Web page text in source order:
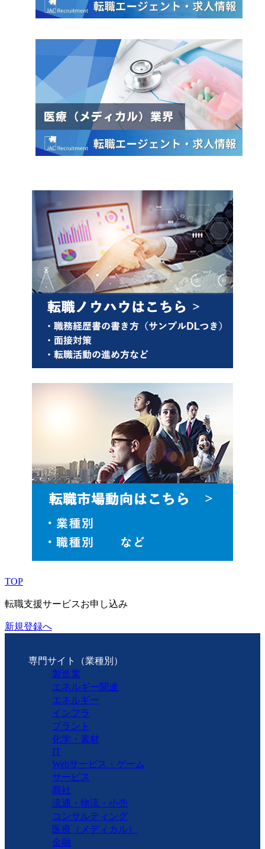
TOP
転職支援サービスお申し込み
新規登録へ
専門サイト（業種別）
製造業
エネルギー関連
エネルギー
インフラ
プラント
化学・素材
IT
Webサービス・ゲーム
サービス
商社
流通・物流・小売
コンサルティング
医療（メディカル）
金融